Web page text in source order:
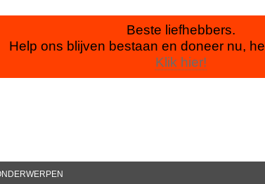
Beste liefhebbers.
Help ons blijven bestaan en doneer nu,
Klik hier!